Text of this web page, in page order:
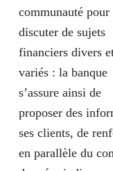
communautépour
discuter de sujets
financiers divers
variés : la banque
s’assure ainsi de
proposer des
ses clients, de
en parallèle du